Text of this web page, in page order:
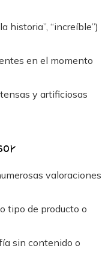
historia”, “increíble”)
en el momento
y artificiosas
valoraciones
tipo de producto o
sin contenido o